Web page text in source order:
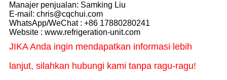
Manajer penjualan: Samking Liu
E-mail: chris@cqchui.com
WhatsApp/WeChat : +86 17880280241
Website : www.refrigeration-unit.com
JIKA Anda ingin mendapatkan informasi lebih
lanjut, silahkan hubungi kami tanpa ragu-ragu!